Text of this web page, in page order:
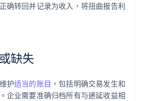
确转回并记录为收入，将扭曲报告利
缺失
护适当的账目 ，包括明确交易发生和
企业需要准确归档所有与递延收益相